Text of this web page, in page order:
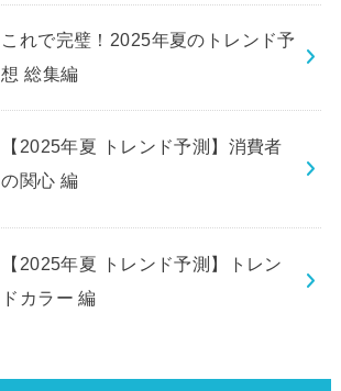
これで完璧！2025年夏のトレンド予
想 総集編
【2025年夏 トレンド予測】消費者
の関心 編
【2025年夏 トレンド予測】トレン
ドカラー 編